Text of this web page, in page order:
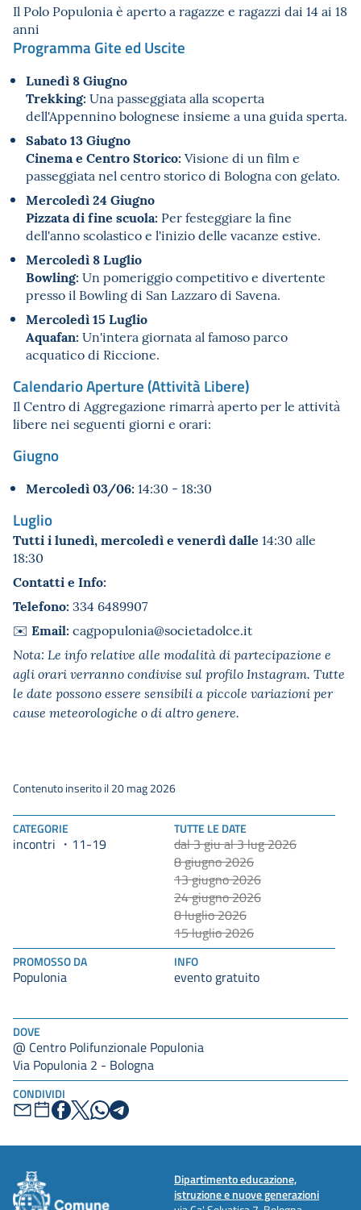
DOVE
@ Centro Polifunzionale Populonia
Via Populonia 2 - Bologna
CONDIVIDI
Il Polo Populonia è aperto a ragazze e ragazzi dai 14 ai 18
anni
Programma Gite ed Uscite
Lunedì 8 Giugno
Trekking: Una passeggiata alla scoperta
dell'Appennino bolognese insieme a una guida sperta.
Sabato 13 Giugno
Cinema e Centro Storico: Visione di un film e
passeggiata nel centro storico di Bologna con gelato.
Mercoledì 24 Giugno
Pizzata di fine scuola: Per festeggiare la fine
dell'anno scolastico e l'inizio delle vacanze estive.
Mercoledì 8 Luglio
Bowling: Un pomeriggio competitivo e divertente
presso il Bowling di San Lazzaro di Savena.
Mercoledì 15 Luglio
Aquafan: Un'intera giornata al famoso parco
acquatico di Riccione.
Calendario Aperture (Attività Libere)
Il Centro di Aggregazione rimarrà aperto per le attività
libere nei seguenti giorni e orari:
Giugno
Mercoledì 03/06: 14:30 - 18:30
Luglio
Tutti i lunedì, mercoledì e venerdì dalle 14:30 alle
18:30
Contatti e Info:
Telefono: 334 6489907
✉️ Email: cagpopulonia@societadolce.it
Nota: Le info relative alle modalità di partecipazione e
agli orari verranno condivise sul profilo Instagram. Tutte
le date possono essere sensibili a piccole variazioni per
cause meteorologiche o di altro genere.
CATEGORIE
incontri 11-19
TUTTE LE DATE
dal 3 giu al 3 lug 2026
8 giugno 2026
13 giugno 2026
24 giugno 2026
8 luglio 2026
15 luglio 2026
PROMOSSO DA
Populonia
INFO
evento gratuito
Contenuto inserito il 20 mag 2026
Dipartimento educazione,
istruzione e nuove generazioni